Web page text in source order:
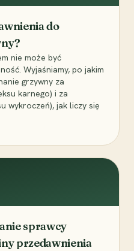
do
nie może być
Wyjaśniamy, po jakim
grzywny za
karnego) i za
wykroczeń), jak liczy się
sprawcy
przedawnienia